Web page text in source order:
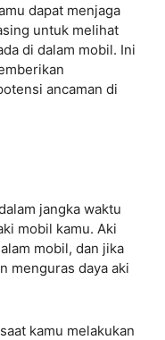
dapat menjaga
untuk melihat
di dalam mobil. Ini
ancaman di
jangka waktu
mobil kamu. Aki
mobil, dan jika
menguras daya aki
kamu melakukan